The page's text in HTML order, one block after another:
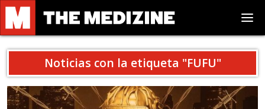
Noticias con la etiqueta "FUFU"